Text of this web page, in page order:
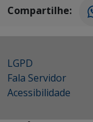
Compartilhe:
LGPD
Fala Servidor
Acessibilidade